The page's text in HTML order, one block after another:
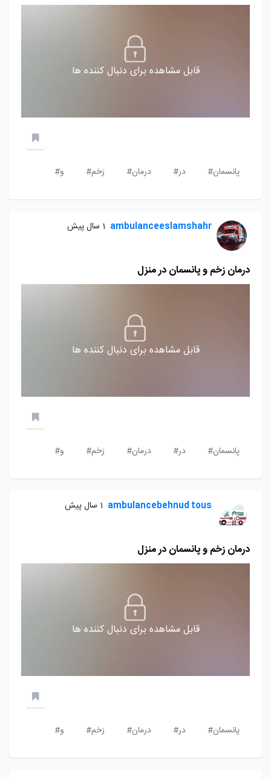
قابل مشاهده برای دنبال کننده ها
پانسمان# در# درمان# زخم# و#
ambulanceeslamshahr 1 سال پیش
درمان زخم و پانسمان در منزل
قابل مشاهده برای دنبال کننده ها
پانسمان# در# درمان# زخم# و#
ambulancebehnud tous 1 سال پیش
درمان زخم و پانسمان در منزل
قابل مشاهده برای دنبال کننده ها
پانسمان# در# درمان# زخم# و#